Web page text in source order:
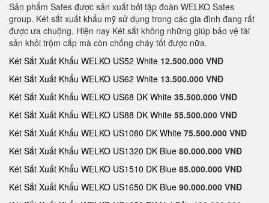
Sản phẩm Safes được sản xuất bởi tập đoàn WELKO Safes
group. Két sắt xuất khẩu mỹ sử dụng trong các gia đình đang rất
được ưa chuộng. Hiện nay Két sắt không những giúp bảo vệ tài
sản khỏi trộm cắp mà còn chống cháy tốt được nữa.
Két Sắt Xuất Khẩu WELKO US52 White 12.500.000 VNĐ
Két Sắt Xuất Khẩu WELKO US62 White 13.500.000 VNĐ
Két Sắt Xuất Khẩu WELKO US68 DK White 35.500.000 VNĐ
Két Sắt Xuất Khẩu WELKO US88 DK White 55.500.000 VNĐ
Két Sắt Xuất Khẩu WELKO US1080 DK White 75.500.000 VNĐ
Két Sắt Xuất Khẩu WELKO US1320 DK Blue 80.000.000 VNĐ
Két Sắt Xuất Khẩu WELKO US1510 DK Blue 85.000.000 VNĐ
Két Sắt Xuất Khẩu WELKO US1650 DK Blue 90.000.000 VNĐ